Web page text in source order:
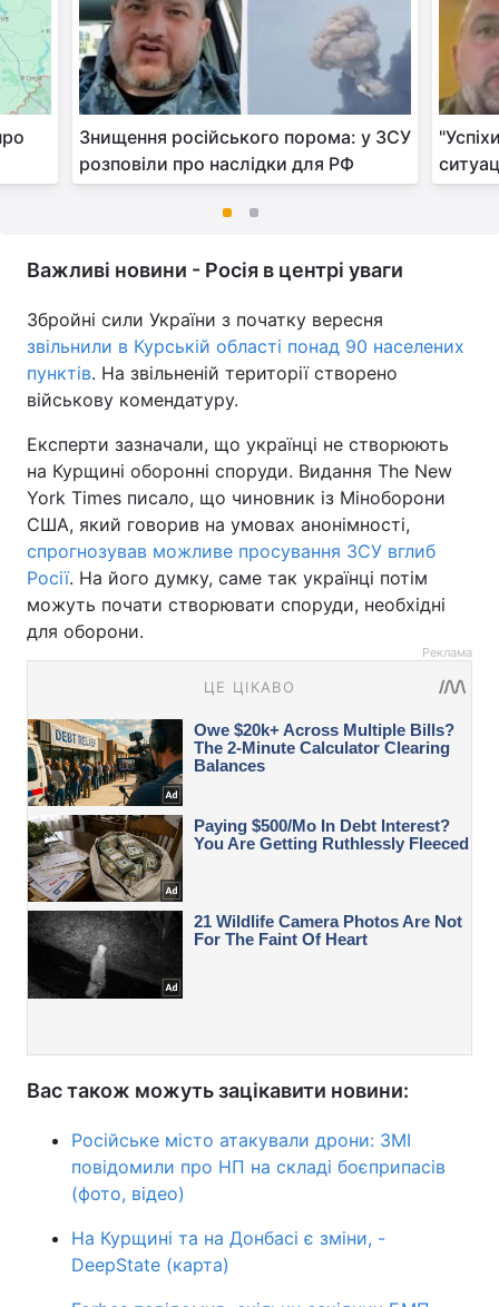
Знищення російського порома: у ЗСУ
розповіли про наслідки для РФ
Важливі новини - Росія в центрі уваги
Збройні сили України з початку вересня
звільнили в Курській області понад 90 населених
пунктів. На звільненій території створено
військову комендатуру.
Експерти зазначали, що українці не створюють
на Курщині оборонні споруди. Видання The New
York Times писало, що чиновник із Міноборони
США, який говорив на умовах анонімності,
спрогнозував можливе просування ЗСУ вглиб
Росії. На його думку, саме так українці потім
можуть почати створювати споруди, необхідні
для оборони.
Реклама
Вас також можуть зацікавити новини:
Російське місто атакували дрони: ЗМІ
повідомили про НП на складі боєприпасів
(фото, відео)
На Курщині та на Донбасі є зміни, -
DeepState (карта)